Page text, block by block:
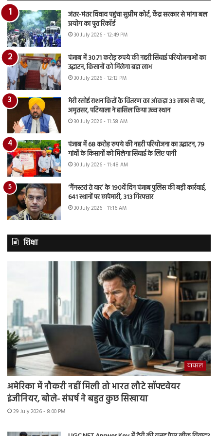
जंतर-मंतर विवाद पहुंचा सुप्रीम कोर्ट, केंद्र सरकार से मांगा बल
प्रयोग का पूरा रिकॉर्ड
30 July 2026 - 12:49 PM
पंजाब में 30.71 करोड़ रुपये की नहरी सिंचाई परियोजनाओं का
उद्घाटन, किसानों को मिलेगा बड़ा लाभ
30 July 2026 - 12:13 PM
मेरी रसोई राशन किटों के वितरण का आंकड़ा 33 लाख से पार,
अमृतसर, पटियाला ने हासिल किया उच्च स्थान
30 July 2026 - 11:58 AM
पंजाब में 68 करोड़ रुपये की नहरी परियोजना का उद्घाटन, 79
गांवों के किसानों को मिलेगा सिंचाई के लिए पानी
30 July 2026 - 11:48 AM
‘गैंगस्टरां ते वार’ के 190वें दिन पंजाब पुलिस की बड़ी कार्रवाई,
641 स्थानों पर छापेमारी, 313 गिरफ्तार
30 July 2026 - 11:16 AM
शिक्षा
वायरल
अमेरिका में नौकरी नहीं मिली तो भारत लौटे सॉफ्टवेयर
इंजीनियर, बोले- संघर्ष ने बहुत कुछ सिखाया
29 July 2026 - 8:00 PM